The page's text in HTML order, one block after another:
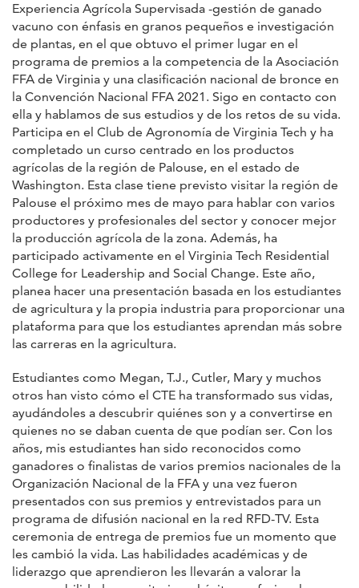
Experiencia Agrícola Supervisada -gestión de ganado
vacuno con énfasis en granos pequeños e investigación
de plantas, en el que obtuvo el primer lugar en el
programa de premios a la competencia de la Asociación
FFA de Virginia y una clasificación nacional de bronce en
la Convención Nacional FFA 2021. Sigo en contacto con
ella y hablamos de sus estudios y de los retos de su vida.
Participa en el Club de Agronomía de Virginia Tech y ha
completado un curso centrado en los productos
agrícolas de la región de Palouse, en el estado de
Washington. Esta clase tiene previsto visitar la región de
Palouse el próximo mes de mayo para hablar con varios
productores y profesionales del sector y conocer mejor
la producción agrícola de la zona. Además, ha
participado activamente en el Virginia Tech Residential
College for Leadership and Social Change. Este año,
planea hacer una presentación basada en los estudiantes
de agricultura y la propia industria para proporcionar una
plataforma para que los estudiantes aprendan más sobre
las carreras en la agricultura.
Estudiantes como Megan, T.J., Cutler, Mary y muchos
otros han visto cómo el CTE ha transformado sus vidas,
ayudándoles a descubrir quiénes son y a convertirse en
quienes no se daban cuenta de que podían ser. Con los
años, mis estudiantes han sido reconocidos como
ganadores o finalistas de varios premios nacionales de la
Organización Nacional de la FFA y una vez fueron
presentados con sus premios y entrevistados para un
programa de difusión nacional en la red RFD-TV. Esta
ceremonia de entrega de premios fue un momento que
les cambió la vida. Las habilidades académicas y de
liderazgo que aprendieron les llevarán a valorar la